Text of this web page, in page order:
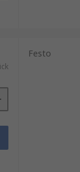
wird.
Festo